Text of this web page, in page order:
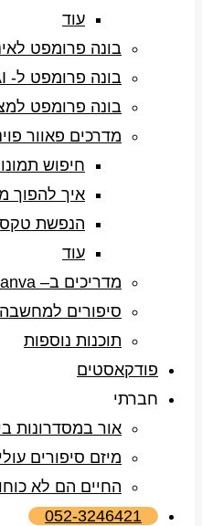
עוד
בונה פרומפט
בונה פרומפט ל- AI
בונה פרומפט
מדרכים פאוור
חיפוש
איך להפוך
הנפשת
עוד
מדריכים ב– canva
סיפורים למחשבה
תוכנות נוספות
פודקאסטים
חברתי
אור במסדרונות
מיזם סיפורים
החיים הם לא
052-3246421